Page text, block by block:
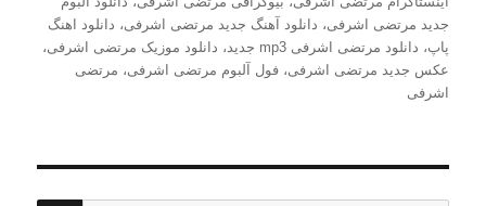
در
جدید مرتضی اشرفی، دانلود آهنگ جدید مرتضی اشرفی، دانلود اهنگ
پاپ، دانلود مرتضی اشرفی mp3 جدید ، دانلود موزیک مرتضی اشرفی،
عکس جدید مرتضی اشرفی،فول آلبوم مرتضی اشرفی، مرتضی
اشرفی